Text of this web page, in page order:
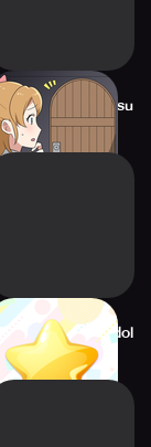
taku de Dasshutsu
Game
My Perfect idol